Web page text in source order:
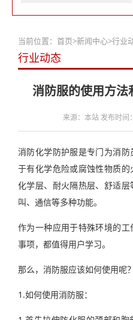
当前位置： 首页>新闻中心>行业
行业动态
消防服的使用方法
来源：本站 发布时
消防化学防护服是专门为消
于有化学危险或腐蚀性物质
化学层、耐火隔热层、舒适
叫、通信等多种功能。
作为一种应用于特殊环境的
事项，都值得用户学习。
那么，消防服应该如何使用呢
1.如何使用消防服：